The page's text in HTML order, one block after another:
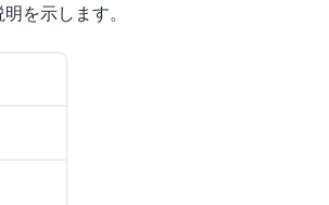
を示します。